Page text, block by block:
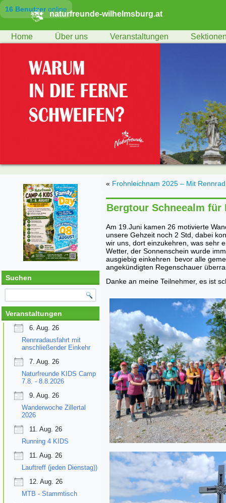
16 Benutzeronline
naturfreunde-wilhelmsburg.at
Home Über uns Veranstaltungen
Suchen
Veranstaltungen
6. Aug. 26
Rennradausfahrt mit
anschließender Einkehr
7. Aug. 26
Naturfreunde KIDS Camp
7.8. - 8.8.2026
9. Aug. 26
Wanderwoche Zillertal
2026
11. Aug. 26
Running 4 KIDS
11. Aug. 26
Lauftreff (jeden Dienstag))
12. Aug. 26
MTB - Stammtisch
« Frohnleichnam 2025 – Mit
Bergtour Schneealm für
Am 19.Juni kamen 26 motivierte
unsere Gehzeit noch 2 Std, dabei
wir uns, dort einzukehren, was sehr
Wetter, der Sonnenschein wurde
ausgiebig einkehren bevor alle
angekündigten Regenschauer
Danke an meine Teilnehmer, es ist